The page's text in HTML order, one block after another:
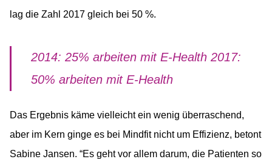
lag die Zahl 2017 gleich bei 50 %.
2014: 25% arbeiten mit E-Health 2017:
50% arbeiten mit E-Health
Das Ergebnis käme vielleicht ein wenig überraschend,
aber im Kern ginge es bei Mindfit nicht um Effizienz, betont
Sabine Jansen. “Es geht vor allem darum, die Patienten so